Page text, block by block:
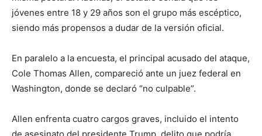
jóvenes entre 18 y 29 años son el grupo más escéptico,
siendo más propensos a dudar de la versión oficial.
En paralelo a la encuesta, el principal acusado del ataque,
Cole Thomas Allen, compareció ante un juez federal en
Washington, donde se declaró “no culpable”.
Allen enfrenta cuatro cargos graves, incluido el intento